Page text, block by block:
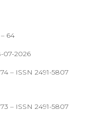
64
07-2026
– ISSN 2491-5807
– ISSN 2491-5807